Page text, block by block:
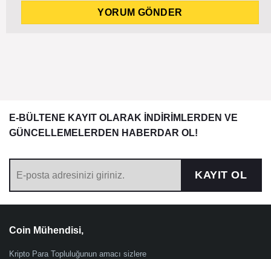
E-BÜLTENE KAYIT OLARAK İNDİRİMLERDEN VE
GÜNCELLEMELERDEN HABERDAR OL!
KAYIT OL
Coin Mühendisi,
Kripto Para Topluluğunun amacı sizlere